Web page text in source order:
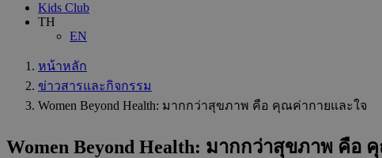
Kids Club
TH
EN
หน้าหลัก
ข่าวสารและกิจกรรม
Women Beyond Health: มากกว่าสุขภาพ คือ คุณค่ากายและใจ
Women Beyond Health: มากกว่าสุขภาพ คือ